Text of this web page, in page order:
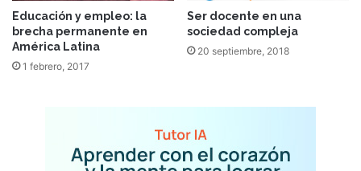
Educación y empleo: la
brecha permanente en
América Latina
1 febrero, 2017
Ser docente en una
sociedad compleja
20 septiembre, 2018